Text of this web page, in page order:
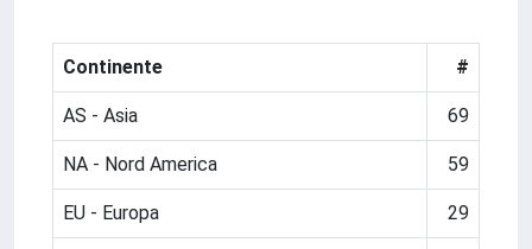
Continente #
AS - Asia 69
NA - Nord America 59
EU - Europa 29